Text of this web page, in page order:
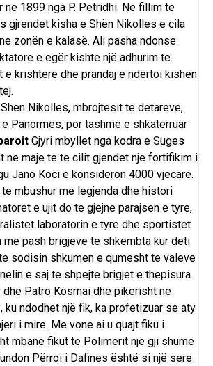
ne 1899 nga P. Petridhi. Ne fillim te
gjrendet kisha e Shën Nikolles e cila
zonën e kalasë. Ali pasha ndonse
e egër kishte një adhurim te
e krishtere dhe prandaj e ndërtoi kishën
Nikolles, mbrojtesit te detareve,
Panormes, por tashme e shkatërruar
Gjyri mbyllet nga kodra e Suges
ne maje te te cilit gjendet nje fortifikim i
Jano Koci e konsideron 4000 vjecare.
mbushur me legjenda dhe histori
e ujit do te gjejne parajsen e tyre,
laboratorin e tyre dhe sportistet
me pash brigjeve te shkembta kur deti
sodisin shkumen e qumesht te valeve
e saj te shpejte brigjet e thepisura.
dhe Patro Kosmai dhe pikerisht ne
ku ndodhet një fik, ka profetizuar se aty
i mire. Me vone ai u quajt fiku i
mbane fikut te Polimerit një gji shume
Përroi i Dafines është si një sere